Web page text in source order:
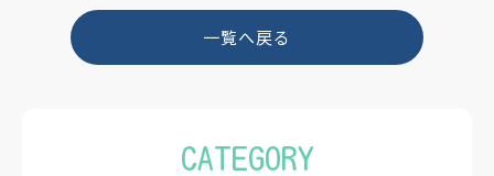
o
o
一覧へ戻る
CATEGORY